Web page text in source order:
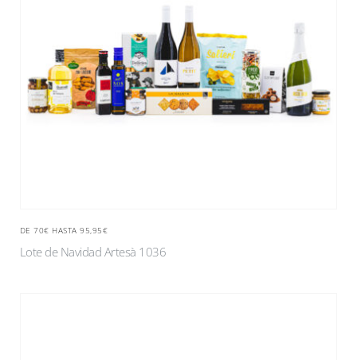
DE 70€ HASTA 95,95€
Lote de Navidad Artesà 1036